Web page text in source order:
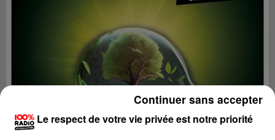
Le respect de votre vie privée est notre priorité
Continuer sans accepter